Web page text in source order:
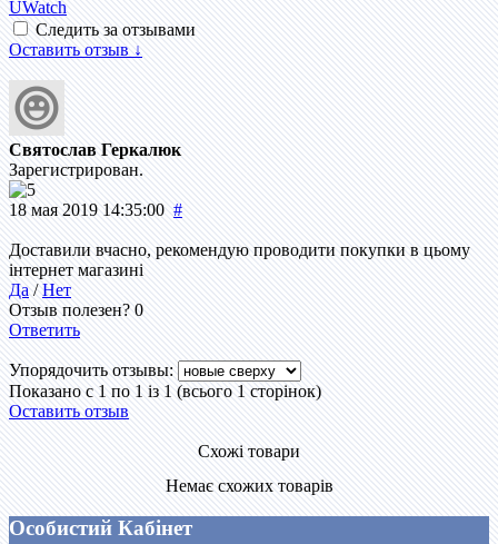
UWatch
Следить за отзывами
Оставить отзыв ↓
Святослав Геркалюк
Зарегистрирован.
18 мая 2019 14:35:00#
Доставили вчасно, рекомендую проводити покупки в цьому
інтернет магазині
Да/Нет
Отзыв полезен? 0
Ответить
Упорядочить отзывы:
Показано с 1 по 1 із 1 (всього 1 сторінок)
Оставить отзыв
Схожі товари
Немає схожих товарів
Особистий Кабінет